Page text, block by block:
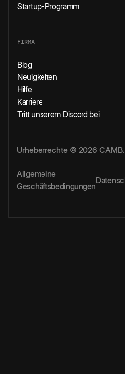
Startup-Programm
FIRMA
Blog
Neuigkeiten
Hilfe
Karriere
Tritt unserem Discord bei
Urheberrechte © 2026
Allgemeine
Geschäftsbedingungen